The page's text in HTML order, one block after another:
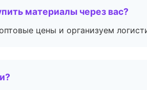
материалы через вас?
цены и организуем